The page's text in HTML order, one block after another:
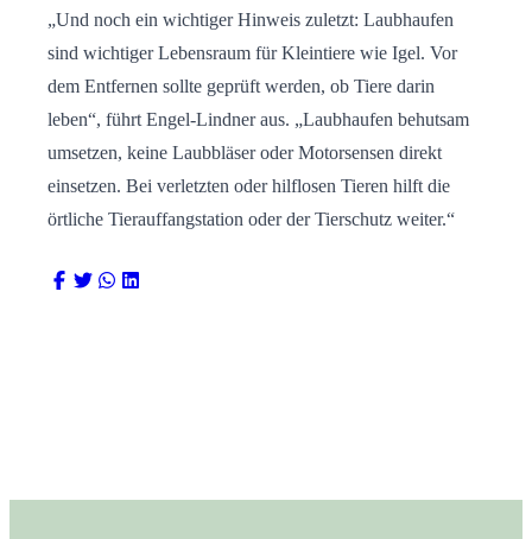
„Und noch ein wichtiger Hinweis zuletzt: Laubhaufen
sind wichtiger Lebensraum für Kleintiere wie Igel. Vor
dem Entfernen sollte geprüft werden, ob Tiere darin
leben“, führt Engel-Lindner aus. „Laubhaufen behutsam
umsetzen, keine Laubbläser oder Motorsensen direkt
einsetzen. Bei verletzten oder hilflosen Tieren hilft die
örtliche Tierauffangstation oder der Tierschutz weiter.“